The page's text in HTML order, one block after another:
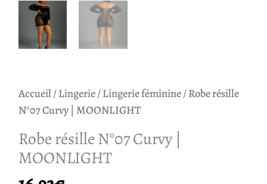
Accueil/Lingerie/Lingerie féminine/ Robe résille
N°07 Curvy | MOONLIGHT
Robe résille N°07 Curvy |
MOONLIGHT